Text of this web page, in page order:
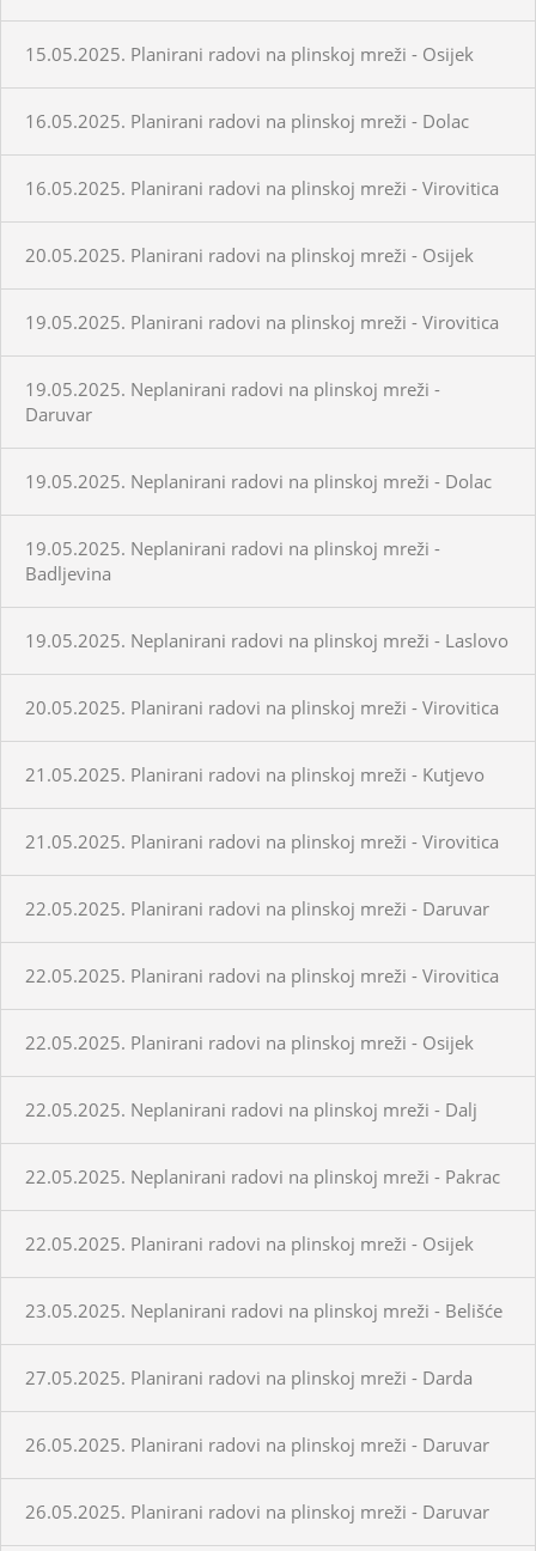
15.05.2025. Planirani radovi na plinskoj mreži - Osijek
16.05.2025. Planirani radovi na plinskoj mreži - Dolac
16.05.2025. Planirani radovi na plinskoj mreži - Virovitica
20.05.2025. Planirani radovi na plinskoj mreži - Osijek
19.05.2025. Planirani radovi na plinskoj mreži - Virovitica
19.05.2025. Neplanirani radovi na plinskoj mreži -
Daruvar
19.05.2025. Neplanirani radovi na plinskoj mreži - Dolac
19.05.2025. Neplanirani radovi na plinskoj mreži -
Badljevina
19.05.2025. Neplanirani radovi na plinskoj mreži - Laslovo
20.05.2025. Planirani radovi na plinskoj mreži - Virovitica
21.05.2025. Planirani radovi na plinskoj mreži - Kutjevo
21.05.2025. Planirani radovi na plinskoj mreži - Virovitica
22.05.2025. Planirani radovi na plinskoj mreži - Daruvar
22.05.2025. Planirani radovi na plinskoj mreži - Virovitica
22.05.2025. Planirani radovi na plinskoj mreži - Osijek
22.05.2025. Neplanirani radovi na plinskoj mreži - Dalj
22.05.2025. Neplanirani radovi na plinskoj mreži - Pakrac
22.05.2025. Planirani radovi na plinskoj mreži - Osijek
23.05.2025. Neplanirani radovi na plinskoj mreži - Belišće
27.05.2025. Planirani radovi na plinskoj mreži - Darda
26.05.2025. Planirani radovi na plinskoj mreži - Daruvar
26.05.2025. Planirani radovi na plinskoj mreži - Daruvar